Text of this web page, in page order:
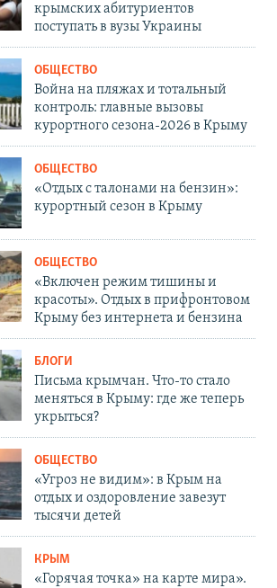
крымских абитуриентов
поступать в вузы Украины
ОБЩЕСТВО
Война на пляжах и тотальный
контроль: главные вызовы
курортного сезона-2026 в Крыму
ОБЩЕСТВО
«Отдых с талонами на бензин»:
курортный сезон в Крыму
ОБЩЕСТВО
«Включен режим тишины и
красоты». Отдых в прифронтовом
Крыму без интернета и бензина
БЛОГИ
Письма крымчан. Что-то стало
меняться в Крыму: где же теперь
укрыться?
ОБЩЕСТВО
«Угроз не видим»: в Крым на
отдых и оздоровление завезут
тысячи детей
КРЫМ
«Горячая точка» на карте мира».